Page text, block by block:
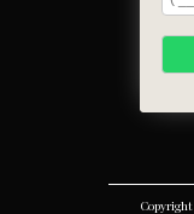
Copyright